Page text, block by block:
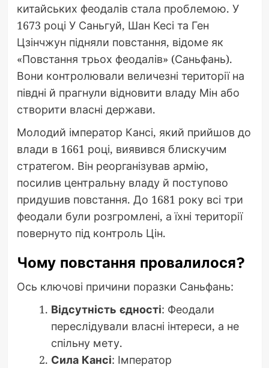
китайських феодалів стала проблемою. У
1673 році У Саньгуй, Шан Кесі та Ген
Цзінчжун підняли повстання, відоме як
«Повстання трьох феодалів» (Саньфань).
Вони контролювали величезні території на
півдні й прагнули відновити владу Мін або
створити власні держави.
Молодий імператор Кансі, який прийшов до
влади в 1661 році, виявився блискучим
стратегом. Він реорганізував армію,
посилив центральну владу й поступово
придушив повстання. До 1681 року всі три
феодали були розгромлені, а їхні території
повернуто під контроль Цін.
Чому повстання провалилося?
Ось ключові причини поразки Саньфань:
Відсутність єдності: Феодали
переслідували власні інтереси, а не
спільну мету.
Сила Кансі: Імператор